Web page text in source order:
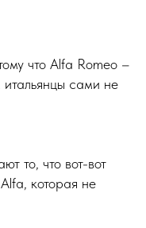
что Alfa Romeo –
сами не
то, что вот-вот
которая не